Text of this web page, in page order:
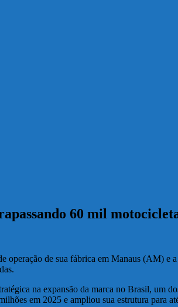
60 mil
operação de sua fábrica em Manaus (AM)
na expansão da marca no Brasil, um
em 2025 e ampliou sua estrutura para